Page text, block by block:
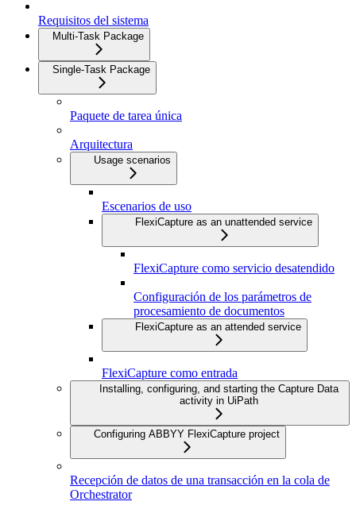
Requisitos del sistema
Multi-Task Package
Single-Task Package
Paquete de tarea única
Arquitectura
Usage scenarios
Escenarios de uso
FlexiCapture as an unattended service
FlexiCapture como servicio desatendido
Configuración de los parámetros de
procesamiento de documentos
FlexiCapture as an attended service
FlexiCapture como entrada
Installing, configuring, and starting the Capture Data
activity in UiPath
Configuring ABBYY FlexiCapture project
Recepción de datos de una transacción en la cola de
Orchestrator